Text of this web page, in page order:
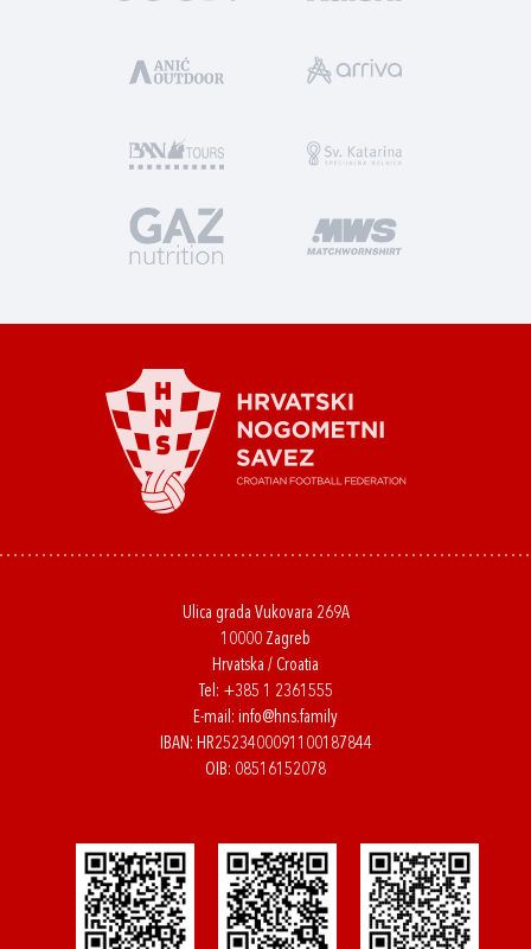
Ulica grada Vukovara 269A
10000 Zagreb
Hrvatska / Croatia
Tel: +385 1 2361555
E-mail: info@hns.family
IBAN: HR2523400091100187844
OIB: 08516152078